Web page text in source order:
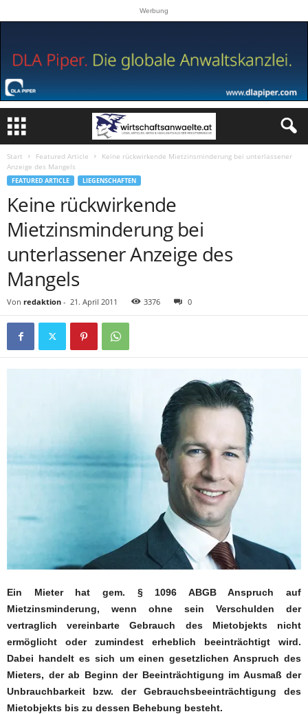
Werbung
Start Featured Article
Keine rückwirkende Mietzinsminderung bei unterlassener
Anzeige des Mangels
FEATURED ARTICLE LIEGENSCHAFTEN
Keine rückwirkende
Mietzinsminderung bei
unterlassener Anzeige des
Mangels
Von redaktion - 21. April 2011 3376 0
Ein Mieter hat gem. § 1096 ABGB Anspruch auf
Mietzinsminderung, wenn ohne sein Verschulden der
vertraglich vereinbarte Gebrauch des Mietobjekts nicht
ermöglicht oder zumindest erheblich beeinträchtigt wird.
Dabei handelt es sich um einen gesetzlichen Anspruch des
Mieters, der ab Beginn der Beeinträchtigung im Ausmaß der
Unbrauchbarkeit bzw. der Gebrauchsbeeinträchtigung des
Mietobjekts bis zu dessen Behebung besteht.